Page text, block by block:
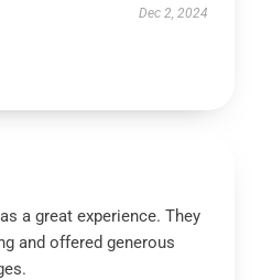
Dec 2, 2024
a great experience. They
and offered generous